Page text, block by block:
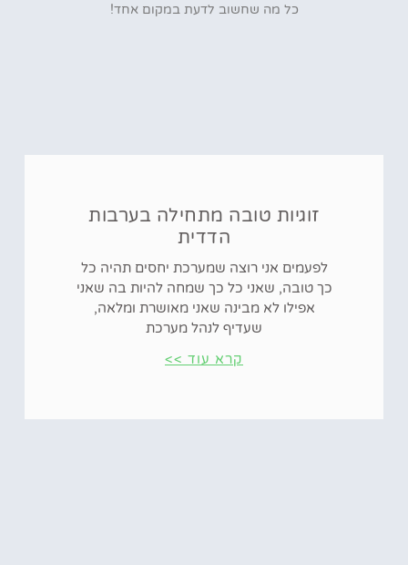
כל מה שחשוב לדעת במקום אחד!
זוגיות טובה מתחילה בערבות
הדדית
לפעמים אני רוצה שמערכת יחסים תהיה כל
כך טובה, שאני כל כך שמחה להיות בה שאני
אפילו לא מבינה שאני מאושרת ומלאה,
שעדיף לנהל מערכת
קרא עוד >>